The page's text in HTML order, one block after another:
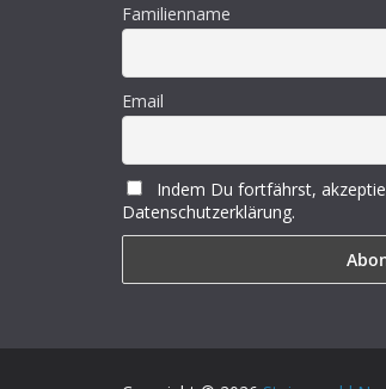
Familienname
Email
Indem Du fortfährst,
Datenschutzerklärung.